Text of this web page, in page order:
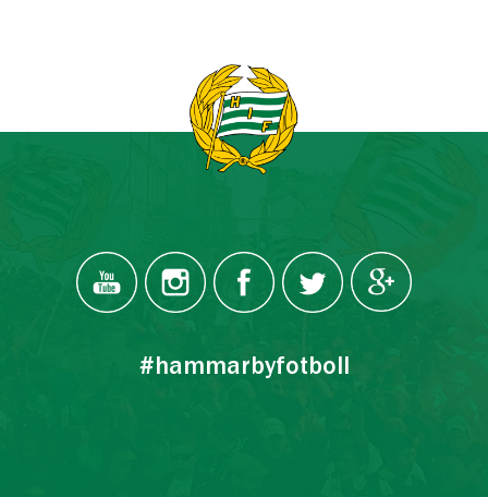
#hammarbyfotboll